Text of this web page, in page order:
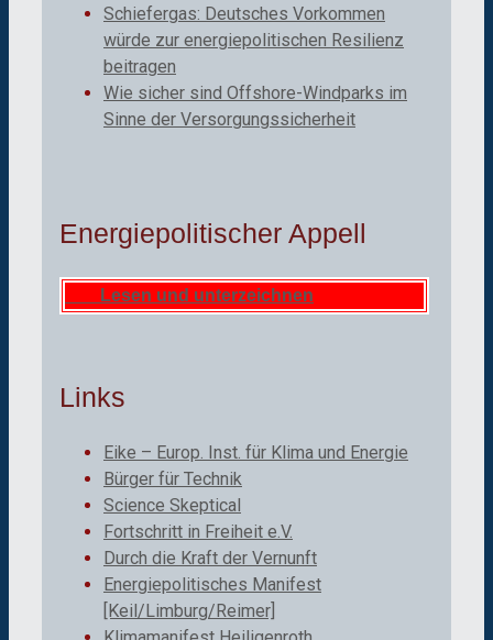
Schiefergas: Deutsches Vorkommen
würde zur energiepolitischen Resilienz
beitragen
Wie sicher sind Offshore-Windparks im
Sinne der Versorgungssicherheit
Energiepolitischer Appell
Lesen und unterzeichnen
Links
Eike – Europ. Inst. für Klima und Energie
Bürger für Technik
Science Skeptical
Fortschritt in Freiheit e.V.
Durch die Kraft der Vernunft
Energiepolitisches Manifest
[Keil/Limburg/Reimer]